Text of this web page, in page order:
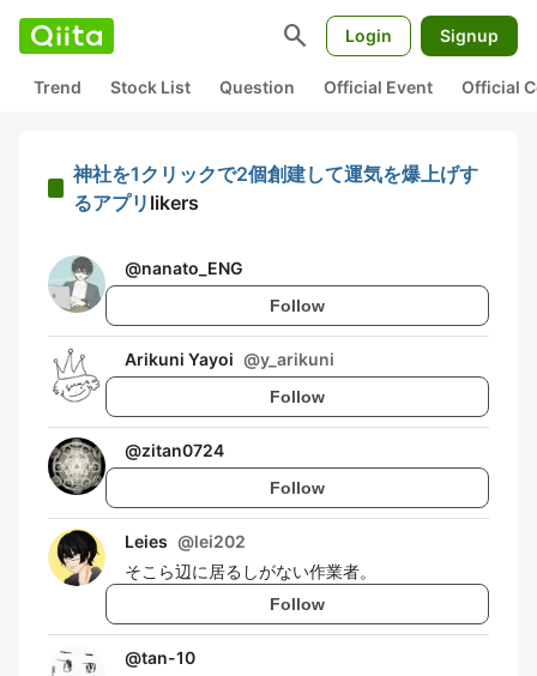
search Login Signup
Trend Stock List Question Official Event Official
神社を1クリックで2個創建して運気を爆上げす
るアプリ likers
@nanato_ENG
Follow
Arikuni Yayoi @y_arikuni
Follow
@zitan0724
Follow
Leies @lei202
そこら辺に居るしがない作業者。
Follow
@tan-10